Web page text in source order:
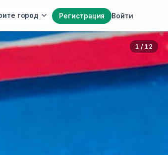
Регистрация Войти
город
1 / 12